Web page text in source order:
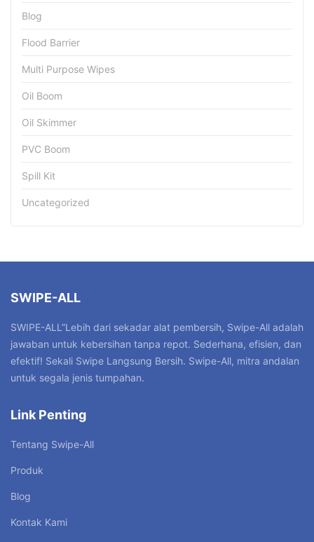
Blog
Flood Barrier
Multi Purpose Wipes
Oil Boom
Oil Skimmer
PVC Boom
Spill Kit
Uncategorized
SWIPE-ALL
SWIPE-ALL”Lebih dari sekadar alat pembersih, Swipe-All adalah
jawaban untuk kebersihan tanpa repot. Sederhana, efisien, dan
efektif! Sekali Swipe Langsung Bersih. Swipe-All, mitra andalan
untuk segala jenis tumpahan.
Link Penting
Tentang Swipe-All
Produk
Blog
Kontak Kami